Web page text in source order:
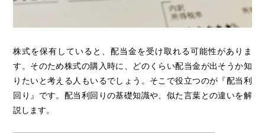
株式を保有していると、配当金を受け取れる可能性がありま
す。そのため株式の購入時に、どのくらい配当金が出そうか知
りたいと考える人もいるでしょう。そこで役立つのが『配当利
回り』です。配当利回りの基礎知識や、似た言葉との違いを解
説します。